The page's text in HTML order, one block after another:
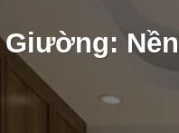
Giường: